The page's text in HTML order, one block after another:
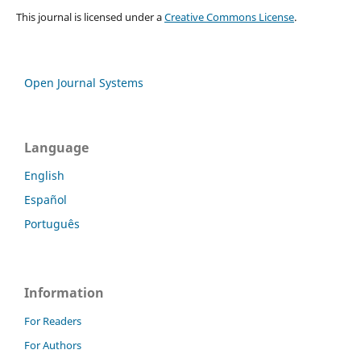
This journal is licensed under aCreative Commons License.
Open Journal Systems
Language
English
Español
Português
Information
For Readers
For Authors